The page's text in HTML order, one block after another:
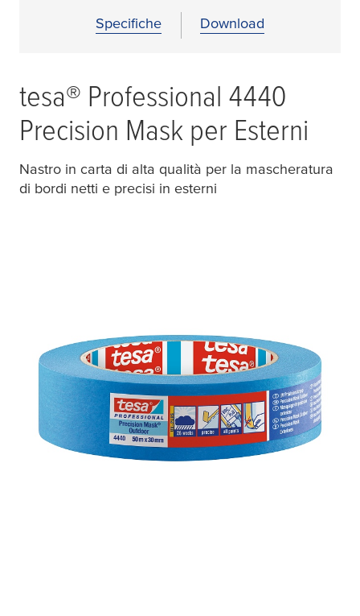
Specifiche Download
tesa® Professional 4440
Precision Mask per Esterni
Nastro in carta di alta qualità per la mascheratura
di bordi netti e precisi in esterni